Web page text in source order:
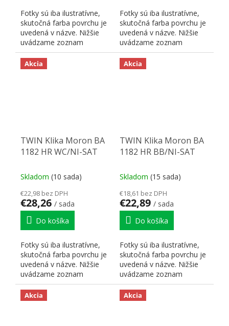
Fotky sú iba ilustratívne,
skutočná farba povrchu je
uvedená v názve. Nižšie
uvádzame zoznam
skratiek pre lepšiu...
Fotky sú iba ilustratívne,
skutočná farba povrchu je
uvedená v názve. Nižšie
uvádzame zoznam
skratiek pre lepšiu...
Akcia
TWIN Klika Moron BA
1182 HR WC/NI-SAT
Skladom (10 sada)
€22,98 bez DPH
€28,26 / sada
Do košíka
Fotky sú iba ilustratívne,
skutočná farba povrchu je
uvedená v názve. Nižšie
uvádzame zoznam
skratiek pre lepšiu...
Akcia
TWIN Klika Moron BA
1182 HR BB/NI-SAT
Skladom (15 sada)
€18,61 bez DPH
€22,89 / sada
Do košíka
Fotky sú iba ilustratívne,
skutočná farba povrchu je
uvedená v názve. Nižšie
uvádzame zoznam
skratiek pre lepšiu...
Akcia Akcia